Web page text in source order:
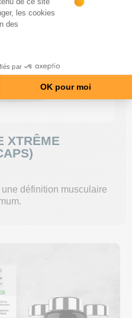
XTRÊME
une définition musculaire